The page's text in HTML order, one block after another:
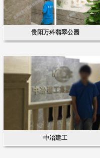
贵阳万科翡翠公园
中冶建工